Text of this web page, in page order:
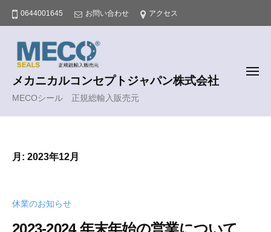
ン
0644001645 お問い合わせ アクセス
メカニカルコンセプトジャパン株式会社
MECOシール 正規総輸入販売元
メ
月: 2023年12月
休業のお知らせ
2023-2024 年末年始の営業について